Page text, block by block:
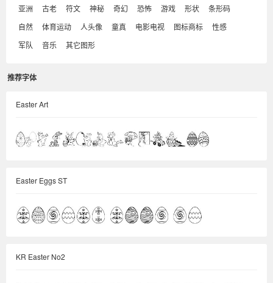
亚洲
古老 符文 神秘 奇幻 恐怖 游戏 形状
条形码
自然
体育运动 人头像 童真 电影电视 图标商标
性感
军队
音乐 其它图形
推荐字体
Easter Art
Easter Eggs ST
KR Easter No2